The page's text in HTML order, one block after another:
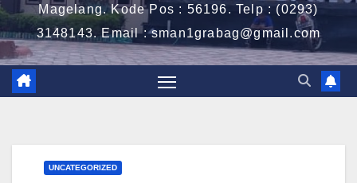
Magelang. Kode Pos : 56196. Telp : (0293)
3148143. Email : sman1grabag@gmail.com
UNCATEGORIZED